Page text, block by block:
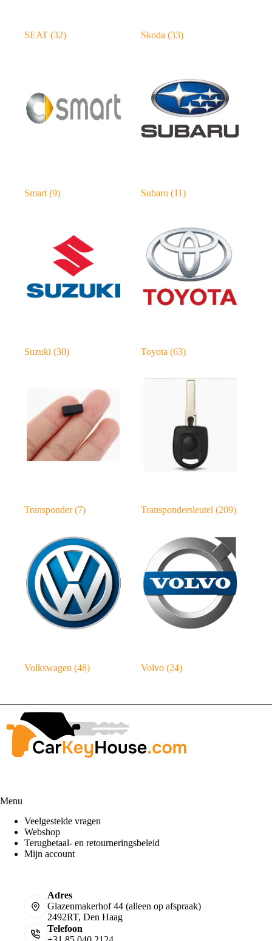
SEAT (32) Skoda(33)
Smart(9) Subaru(11)
Suzuki (30) Toyota(63)
Transponder(7) Transpondersleutel(209)
Volkswagen (48) Volvo(24)
Menu
Veelgestelde vragen
Webshop
Terugbetaal- en retourneringsbeleid
Mijn account
Adres
Glazenmakerhof 44 (alleen op afspraak)
2492RT, Den Haag
Telefoon